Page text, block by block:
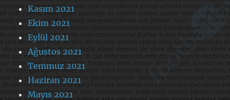
Kasım 2021
Ekim 2021
Eylül 2021
Ağustos 2021
Temmuz 2021
Haziran 2021
Mayıs 2021